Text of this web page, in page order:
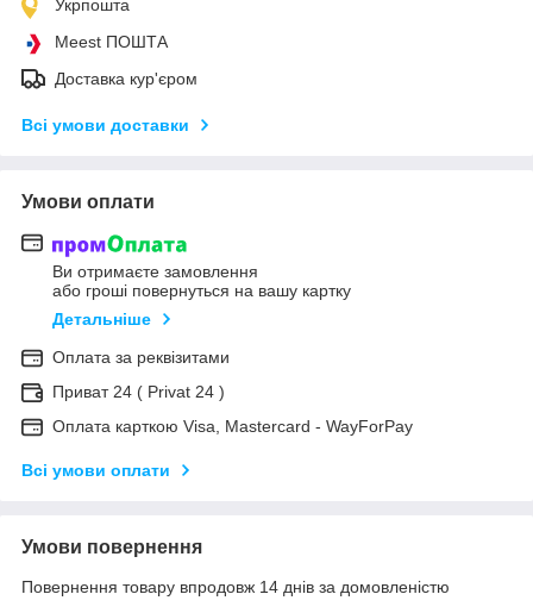
Укрпошта
Meest ПОШТА
Доставка кур'єром
Всі умови доставки
Умови оплати
Ви отримаєте замовлення
або гроші повернуться на вашу картку
Детальніше
Оплата за реквізитами
Приват 24 ( Privat 24 )
Оплата карткою Visa, Mastercard - WayForPay
Всі умови оплати
Умови повернення
Повернення товару впродовж 14 днів за домовленістю